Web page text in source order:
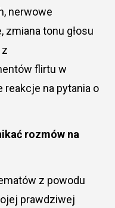
nerwowe
zmiana tonu głosu
flirtu w
na pytania o
rozmów na
z powodu
prawdziwej